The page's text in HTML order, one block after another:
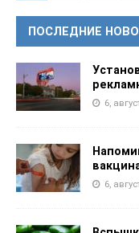
ПОСЛЕДНИЕ
6,
6,